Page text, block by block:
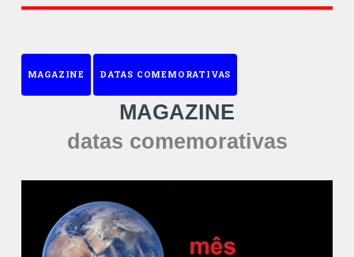
MAGAZINE DATAS COMEMORATIVAS
MAGAZINE
datas comemorativas